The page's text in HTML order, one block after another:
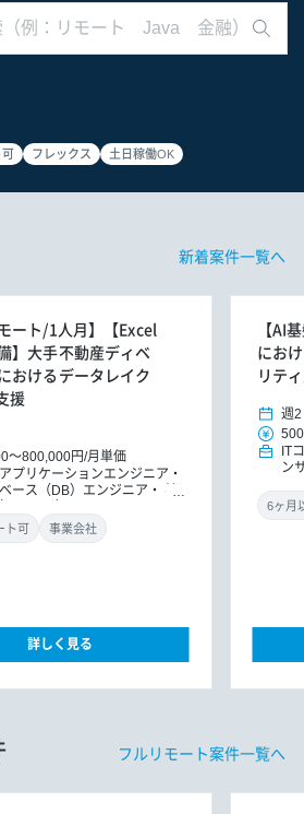
可 フレックス 土日稼働OK
新着案件一覧へ
ート/1人月】【Excel
】大手不動産ディベ
おけるデータレイク
援
～800,000円/月単価
プリケーションエンジニア
ース（DB）エンジニア
ト可 事業会社
詳しく見る
【AI
にお
リテ
週2
IT
ン
フルリモート案件一覧へ